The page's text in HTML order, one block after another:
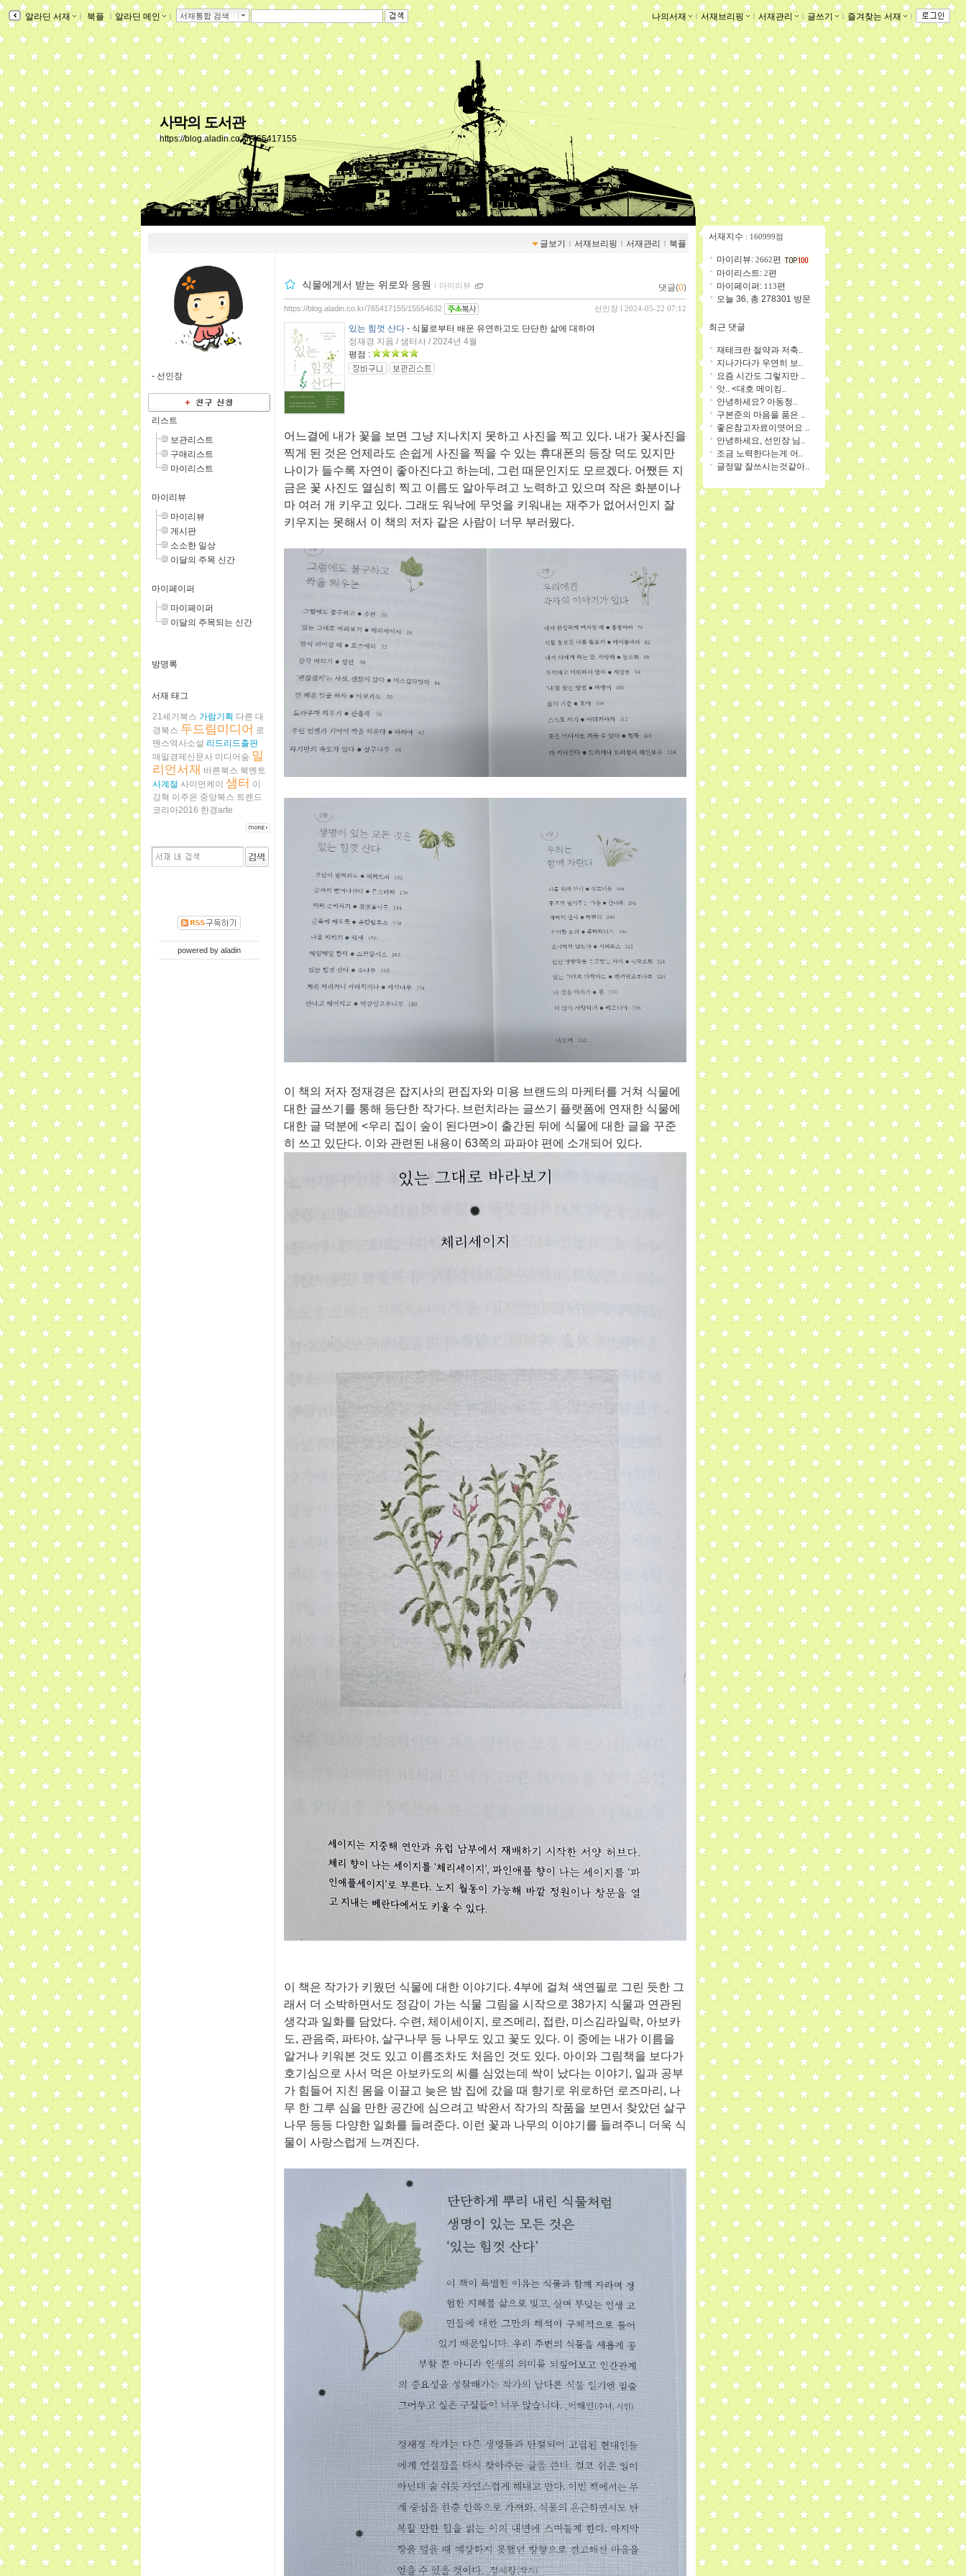
알라딘 서재 ｌ 북플 ｌ 알라딘 메인 ｌ 서재통합 검색 나의서재 ｌ 서재브리핑 ｌ 서재관리 ｌ 글쓰기 ｌ 즐겨찾는 서재 ｌ
사막의 도서관
https://blog.aladin.co.kr/765417155
글보기 ｌ 서재브리핑 ｌ 서재관리 ｌ 북플
- 선인장
리스트
보관리스트
구매리스트
마이리스트
마이리뷰
마이리뷰
게시판
소소한 일상
이달의 주목 신간
마이페이퍼
마이페이퍼
이달의 주목되는 신간
방명록
서재 태그
21세기북스 가람기획 다른 대
경북스 두드림미디어 로
맨스역사소설 리드리드출판
매일경제신문사 미디어숲 밀
리언서재 바른북스 북멘토
사계절 사이먼케이 샘터 이
강혁 이주은 중앙북스 트렌드
코리아2016 한경arte
powered by aladin
식물에게서 받는 위로와 응원 ｌ 마이리뷰 댓글(0)
선인장 l 2024-05-22 07:12
https://blog.aladin.co.kr/765417155/15554632
있는 힘껏 산다 - 식물로부터 배운 유연하고도 단단한 삶에 대하여
정재경 지음 / 샘터사 / 2024년 4월
평점 :
어느결에 내가 꽃을 보면 그냥 지나치지 못하고 사진을 찍고 있다. 내가 꽃사진을
찍게 된 것은 언제라도 손쉽게 사진을 찍을 수 있는 휴대폰의 등장 덕도 있지만
나이가 들수록 자연이 좋아진다고 하는데 , 그런 때문인지도 모르겠다. 어쨌든 지
금은 꽃 사진도 열심히 찍고 이름도 알아두려고 노력하고 있으며 작은 화분이나
마 여러 개 키우고 있다. 그래도 워낙에 무엇을 키워내는 재주가 없어서인지 잘
키우지는 못해서 이 책의 저자 같은 사람이 너무 부러웠다.
이 책의 저자 정재경은 잡지사의 편집자와 미용 브랜드의 마케터를 거쳐 식물에
대한 글쓰기를 통해 등단한 작가다. 브런치라는 글쓰기 플랫폼에 연재한 식물에
대한 글 덕분에 <우리 집이 숲이 된다면>이 출간된 뒤에 식물에 대한 글을 꾸준
히 쓰고 있단다. 이와 관련된 내용이 63쪽의 파파야 편에 소개되어 있다.
이 책은 작가가 키웠던 식물에 대한 이야기다. 4부에 걸쳐 색연필로 그린 듯한 그
래서 더 소박하면서도 정감이 가는 식물 그림을 시작으로 38가지 식물과 연관된
생각과 일화를 담았다. 수련 , 체이세이지 , 로즈메리 , 접란, 미스김라일락, 아보카
도, 관음죽, 파타야, 살구나무 등 나무도 있고 꽃도 있다. 이 중에는 내가 이름을
알거나 키워본 것도 있고 이름조차도 처음인 것도 있다. 아이와 그림책을 보다가
호기심으로 사서 먹은 아보카도의 씨를 심었는데 싹이 났다는 이야기 , 일과 공부
가 힘들어 지친 몸을 이끌고 늦은 밤 집에 갔을 때 향기로 위로하던 로즈마리 , 나
무 한 그루 심을 만한 공간에 심으려고 박완서 작가의 작품을 보면서 찾았던 살구
나무 등등 다양한 일화를 들려준다. 이런 꽃과 나무의 이야기를 들려주니 더욱 식
물이 사랑스럽게 느껴진다.
서재지수 : 160999점
마이리뷰: 2662편
마이리스트: 2편
마이페이퍼: 113편
오늘 36, 총 278301 방문
최근 댓글
재테크란 절약과 저축..
지나가다가 우연히 보..
요즘 시간도 그렇지만 ..
앗.. <대호 메이킹..
안녕하세요? 아동청..
구본준의 마음을 품은 ..
좋은참고자료이엿어요 ..
안녕하세요, 선인장 님..
조금 노력한다는게 어..
글정말 잘쓰시는것같아..